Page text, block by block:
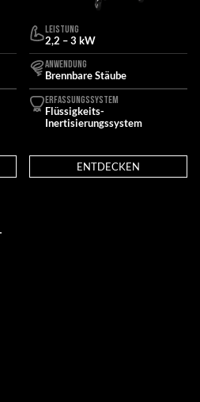
LEISTUNG
2,2 – 3 kW
ANWENDUNG
Brennbare Stäube
ERFASSUNGSSYSTEM
Flüssigkeits-
Inertisierungssystem
ENTDECKEN